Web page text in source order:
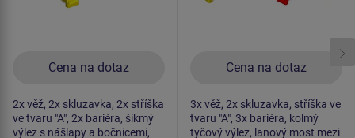
Cena na dotaz
2x věž, 2x skluzavka, 2x stříška
ve tvaru "A", 2x bariéra, šikmý
výlez s nášlapy a bočnicemi,
Cena na dotaz
3x věž, 2x skluzavka, stříška ve
tvaru "A", 3x bariéra, kolmý
tyčový výlez, lanový most mezi